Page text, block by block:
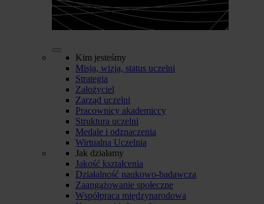
Kim jesteśmy
Misja, wizja, status uczelni
Strategia
Założyciel
Zarząd uczelni
Pracownicy akademiccy
Struktura uczelni
Medale i odznaczenia
Wirtualna Uczelnia
Jak działamy
Jakość kształcenia
Działalność naukowo-badawcza
Zaangażowanie społeczne
Współpraca międzynarodowa